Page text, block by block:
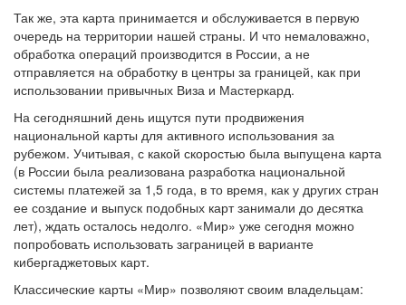
Так же, эта карта принимается и обслуживается в первую
очередь на территории нашей страны. И что немаловажно,
обработка операций производится в России, а не
отправляется на обработку в центры за границей, как при
использовании привычных Виза и Мастеркард.
На сегодняшний день ищутся пути продвижения
национальной карты для активного использования за
рубежом. Учитывая, с какой скоростью была выпущена карта
(в России была реализована разработка национальной
системы платежей за 1,5 года, в то время, как у других стран
ее создание и выпуск подобных карт занимали до десятка
лет), ждать осталось недолго. «Мир» уже сегодня можно
попробовать использовать заграницей в варианте
кибергаджетовых карт.
Классические карты «Мир» позволяют своим владельцам: